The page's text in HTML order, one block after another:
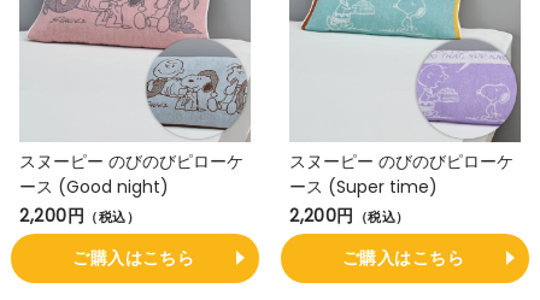
スヌーピー のびのびピローケ
ース (Good night)
2,200円 （税込）
ご購入はこちら
スヌーピー のびのびピローケ
ース (Super time)
2,200円 （税込）
ご購入はこちら